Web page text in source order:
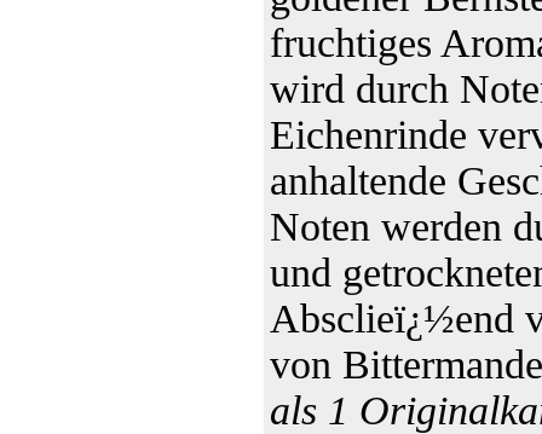
fruchtiges
wird durch
Eichenrinde
anhaltende
Noten werden
und
Absclieï¿½end
von
als 1